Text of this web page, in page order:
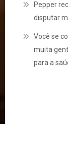
Pepper
disputar
Você se
muita
para a